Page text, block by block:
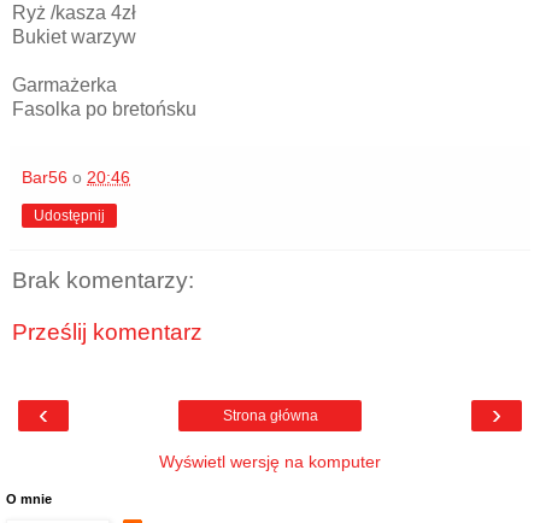
Ryż /kasza 4zł
Bukiet warzyw
Garmażerka
Fasolka po bretońsku
Bar56 o 20:46
Udostępnij
Brak komentarzy:
Prześlij komentarz
‹ ›
Strona główna
Wyświetl wersję na komputer
O mnie